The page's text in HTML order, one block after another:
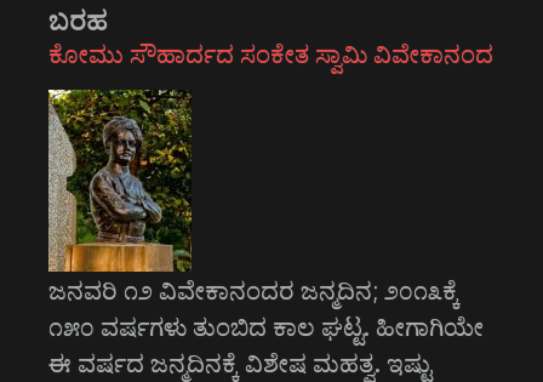
ಬರಹ
ಕೋಮು ಸೌಹಾರ್ದದ ಸಂಕೇತ ಸ್ವಾಮಿ ವಿವೇಕಾನಂದ
ಜನವರಿ ೧೨ ವಿವೇಕಾನಂದರ ಜನ್ಮದಿನ; ೨೦೧೩ಕ್ಕೆ
೧೫೦ ವರ್ಷಗಳು ತುಂಬಿದ ಕಾಲ ಘಟ್ಟ. ಹೀಗಾಗಿಯೇ
ಈ ವರ್ಷದ ಜನ್ಮದಿನಕ್ಕೆ ವಿಶೇಷ ಮಹತ್ವ. ಇಷ್ಟು